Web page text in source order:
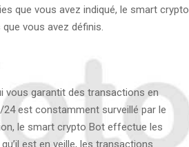
que vous avez indiqué, le smart crypto
vous avez définis.
garantit des transactions en
est constamment surveillé par le
le smart crypto Bot effectue les
est en veille, les transactions